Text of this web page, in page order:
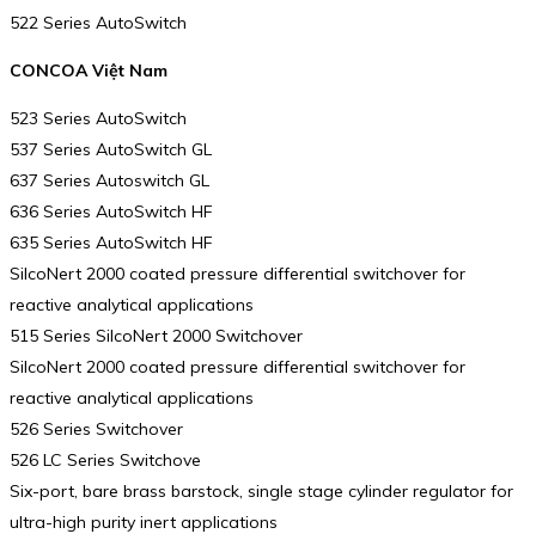
522 Series AutoSwitch
CONCOA Việt Nam
523 Series AutoSwitch
537 Series AutoSwitch GL
637 Series Autoswitch GL
636 Series AutoSwitch HF
635 Series AutoSwitch HF
SilcoNert 2000 coated pressure differential switchover for
reactive analytical applications
515 Series SilcoNert 2000 Switchover
SilcoNert 2000 coated pressure differential switchover for
reactive analytical applications
526 Series Switchover
526 LC Series Switchove
Six-port, bare brass barstock, single stage cylinder regulator for
ultra-high purity inert applications